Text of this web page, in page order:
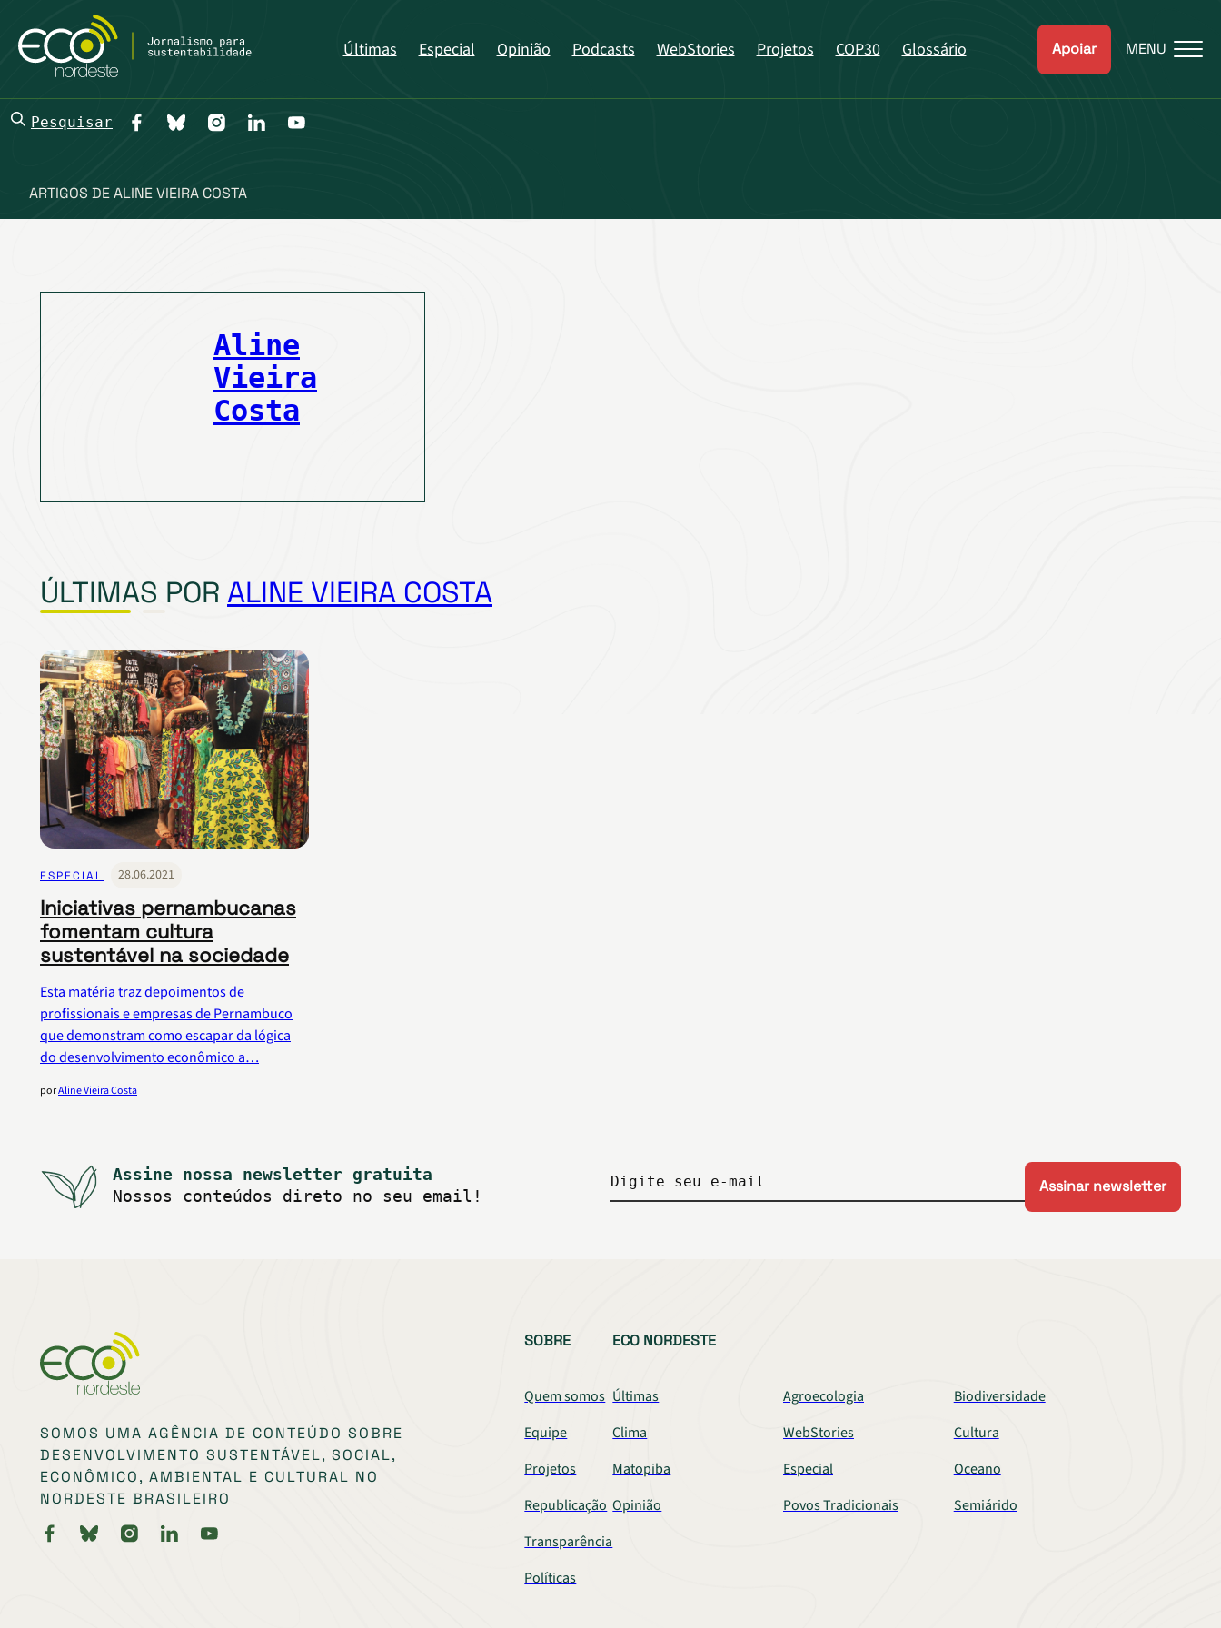
Últimas Especial Opinião Podcasts WebStories Projetos COP30 Glossário Apoiar MENU
Pesquisar
ARTIGOS DE ALINE VIEIRA COSTA
Aline
Vieira
Costa
ÚLTIMAS POR ALINE VIEIRA COSTA
ESPECIAL 28.06.2021
Iniciativas pernambucanas
fomentam cultura
sustentável na sociedade
Esta matéria traz depoimentos de
profissionais e empresas de Pernambuco
que demonstram como escapar da lógica
do desenvolvimento econômico a…
porAline Vieira Costa
Assine nossa newsletter gratuita
Nossos conteúdos direto no seu email!
Digite seu e-mail
SOMOS UMA AGÊNCIA DE CONTEÚDO SOBRE
DESENVOLVIMENTO SUSTENTÁVEL, SOCIAL,
ECONÔMICO, AMBIENTAL E CULTURAL NO
NORDESTE BRASILEIRO
SOBRE
Quem somos
Equipe
Projetos
Republicação
Transparência
Políticas
ECO NORDESTE
Últimas Agroecologia
Biodiversidade
Clima
WebStories
Cultura
Matopiba
Especial
Oceano
Opinião
Povos Tradicionais Semiárido